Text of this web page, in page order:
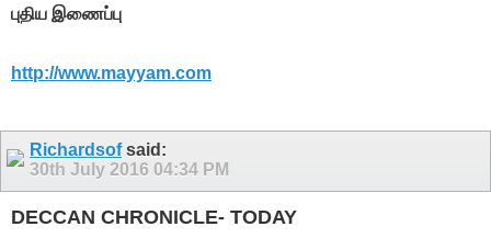
புதிய இணைப்பு
http://www.mayyam.com
Richardsofsaid:
30th July 2016 04:34 PM
DECCAN CHRONICLE- TODAY